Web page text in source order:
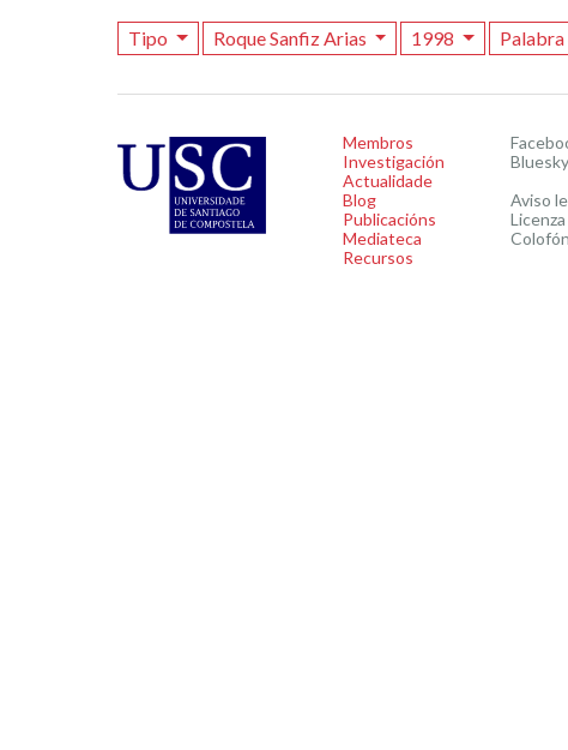
Tipo Roque Sanfiz Arias 1998
Membros
Investigación
Actualidade
Blog
Publicacións
Mediateca
Recursos
Bluesky
Aviso
Licenza
Colofón